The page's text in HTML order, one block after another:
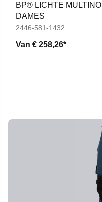
BP® LICHTE
DAMES
2446-581-1432
Van € 258,26*